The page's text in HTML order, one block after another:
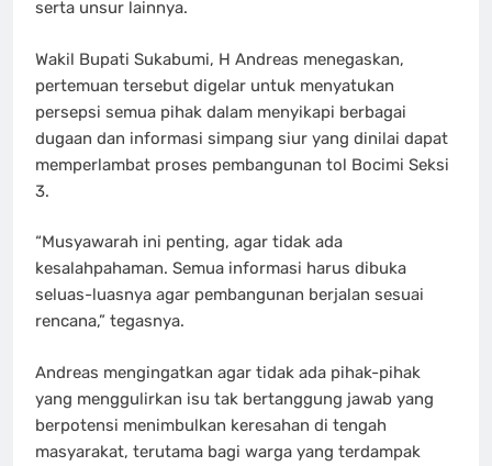
serta unsur lainnya.
Wakil Bupati Sukabumi, H Andreas menegaskan,
pertemuan tersebut digelar untuk menyatukan
persepsi semua pihak dalam menyikapi berbagai
dugaan dan informasi simpang siur yang dinilai dapat
memperlambat proses pembangunan tol Bocimi Seksi
3.
“Musyawarah ini penting, agar tidak ada
kesalahpahaman. Semua informasi harus dibuka
seluas-luasnya agar pembangunan berjalan sesuai
rencana,” tegasnya.
Andreas mengingatkan agar tidak ada pihak-pihak
yang menggulirkan isu tak bertanggung jawab yang
berpotensi menimbulkan keresahan di tengah
masyarakat, terutama bagi warga yang terdampak